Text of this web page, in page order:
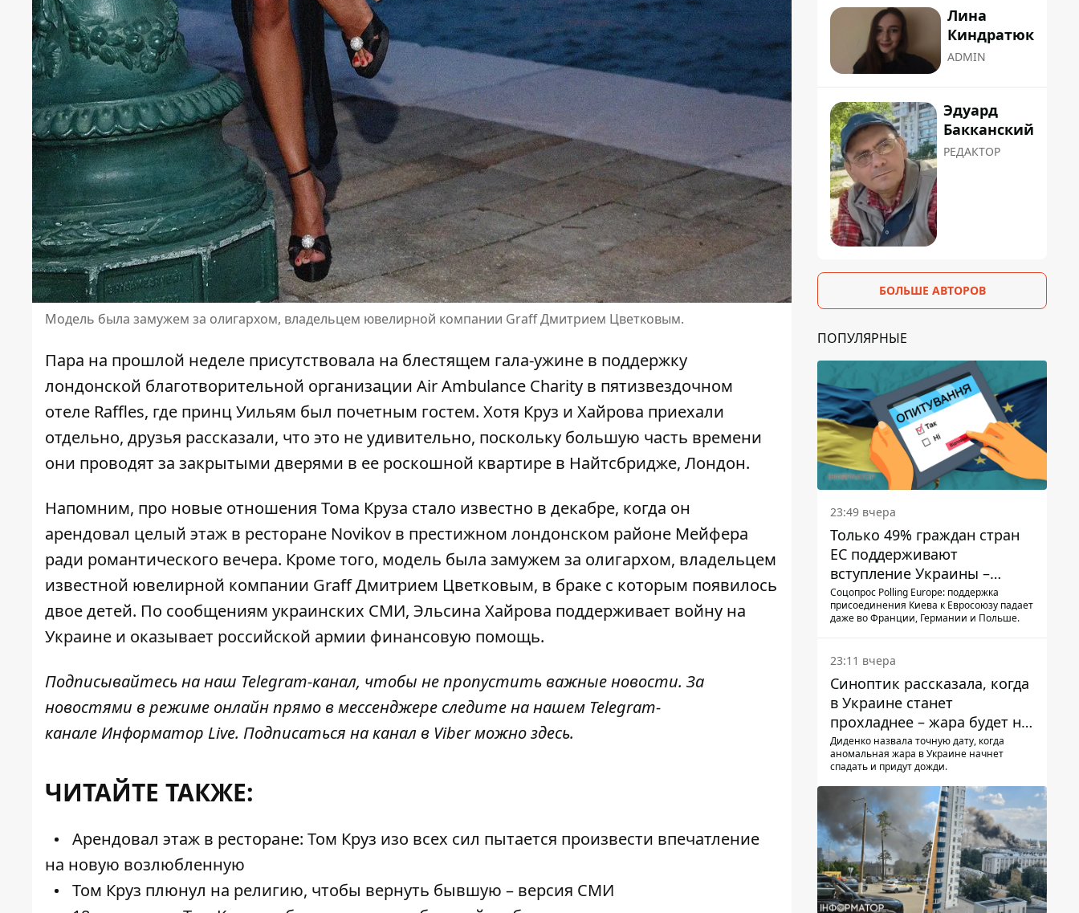
Модель была замужем за олигархом, владельцем ювелирной компании Graff Дмитрием Цветковым.
Пара на прошлой неделе присутствовала на блестящем гала-ужине в поддержку
лондонской благотворительной организации Air Ambulance Charity в пятизвездочном
отеле Raffles, где принц Уильям был почетным гостем. Хотя Круз и Хайрова приехали
отдельно, друзья рассказали, что это не удивительно, поскольку большую часть времени
они проводят за закрытыми дверями в ее роскошной квартире в Найтсбридже, Лондон.
Напомним, про новые отношения Тома Круза стало известно в декабре, когда он
арендовал целый этаж в ресторане Novikov в престижном лондонском районе Мейфера
ради романтического вечера. Кроме того, модель была замужем за олигархом, владельцем
известной ювелирной компании Graff Дмитрием Цветковым, в браке с которым появилось
двое детей. По сообщениям украинских СМИ, Эльсина Хайрова поддерживает войну на
Украине и оказывает российской армии финансовую помощь.
Подписывайтесь на наш Telegram-канал, чтобы не пропустить важные новости. За
новостями в режиме онлайн прямо в мессенджере следите на нашем Telegram-
канале Информатор Live. Подписаться на канал в Viber можноздесь.
ЧИТАЙТЕ ТАКЖЕ:
Арендовал этаж в ресторане: Том Круз изо всех сил пытается произвести впечатление
на новую возлюбленную
Том Круз плюнул на религию, чтобы вернуть бывшую – версия СМИ
Лина
Киндратюк
ADMIN
Эдуард
Бакканский
РЕДАКТОР
БОЛЬШЕ АВТОРОВ
ПОПУЛЯРНЫЕ
23:49 вчера
Только 49% граждан стран
ЕС поддерживают
вступление Украины –
результаты опроса
Соцопрос Polling Europe: поддержка
присоединения Киева к Евросоюзу падает
даже во Франции, Германии и Польше.
23:11 вчера
Синоптик рассказала, когда
в Украине станет
прохладнее – жара будет не
долго
Диденко назвала точную дату, когда
аномальная жара в Украине начнет
спадать и придут дожди.